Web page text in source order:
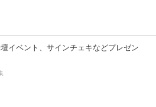
イベント、サインチェキなどプレゼン